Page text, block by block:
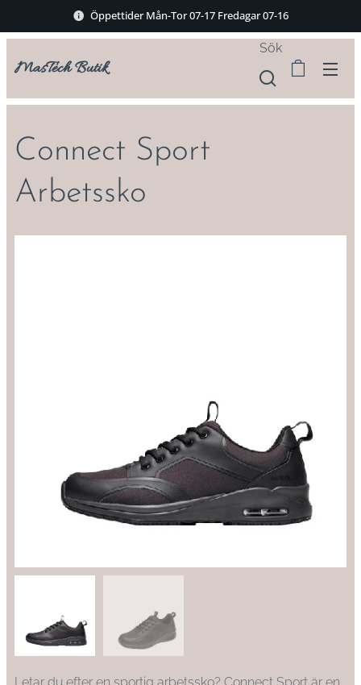
Öppettider Mån-Tor 07-17 Fredagar 07-16
MasTech Butik
Sök
Connect Sport
Arbetssko